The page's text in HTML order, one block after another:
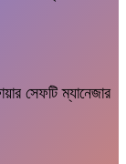
সেফটি ম্যানেজার